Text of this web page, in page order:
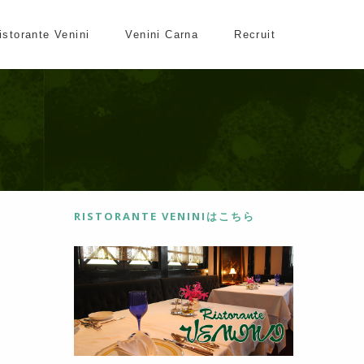
Venini Venini Carna Recruit
RISTORANTE VENINIはこちら